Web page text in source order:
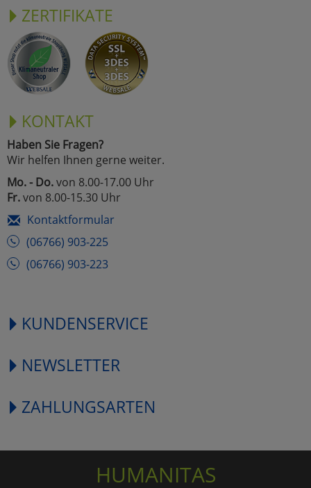
ZERTIFIKATE
KONTAKT
Haben Sie Fragen?
Wir helfen Ihnen gerne weiter.
Mo. - Do.von 8.00-17.00 Uhr
Fr.von 8.00-15.30 Uhr
Kontaktformular
(06766) 903-225
(06766) 903-223
KUNDENSERVICE
NEWSLETTER
ZAHLUNGSARTEN
HUMANITAS